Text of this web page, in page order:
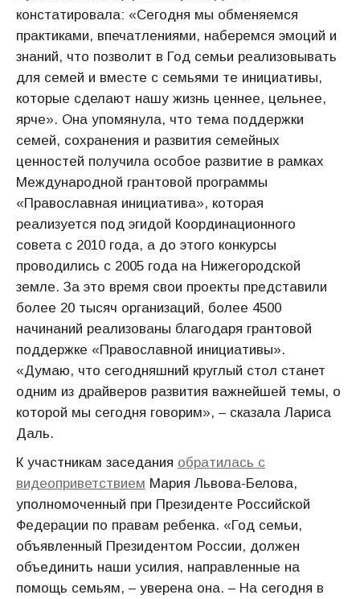
констатировала: «Сегодня мы обменяемся
практиками, впечатлениями, наберемся эмоций и
знаний, что позволит в Год семьи реализовывать
для семей и вместе с семьями те инициативы,
которые сделают нашу жизнь ценнее, цельнее,
ярче». Она упомянула, что тема поддержки
семей, сохранения и развития семейных
ценностей получила особое развитие в рамках
Международной грантовой программы
«Православная инициатива», которая
реализуется под эгидой Координационного
совета с 2010 года, а до этого конкурсы
проводились с 2005 года на Нижегородской
земле. За это время свои проекты представили
более 20 тысяч организаций, более 4500
начинаний реализованы благодаря грантовой
поддержке «Православной инициативы».
«Думаю, что сегодняшний круглый стол станет
одним из драйверов развития важнейшей темы, о
которой мы сегодня говорим», – сказала Лариса
Даль.
К участникам заседания обратилась с
видеоприветствием Мария Львова-Белова,
уполномоченный при Президенте Российской
Федерации по правам ребенка. «Год семьи,
объявленный Президентом России, должен
объединить наши усилия, направленные на
помощь семьям, – уверена она. – На сегодня в